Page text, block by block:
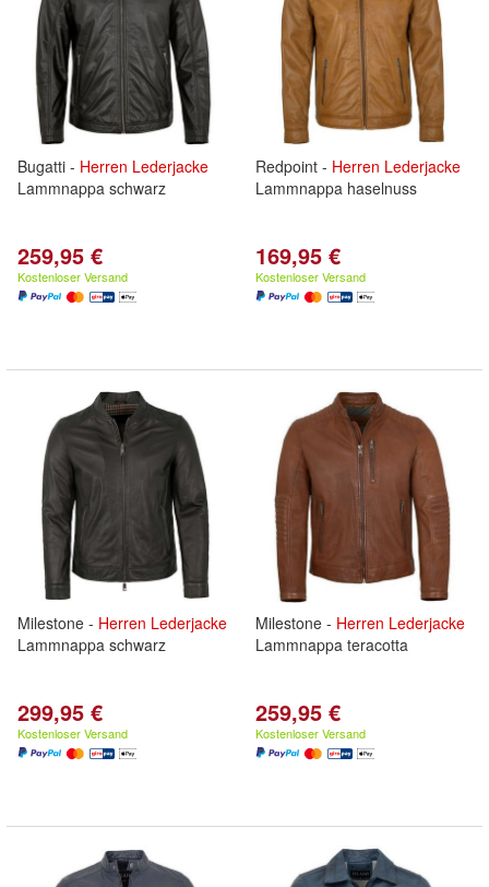
Bugatti - Herren Lederjacke
Lammnappa schwarz
259,95 €
Kostenloser Versand
Redpoint - Herren Lederjacke
Lammnappa haselnuss
169,95 €
Kostenloser Versand
Milestone - Herren Lederjacke
Lammnappa schwarz
299,95 €
Kostenloser Versand
Milestone - Herren Lederjacke
Lammnappa teracotta
259,95 €
Kostenloser Versand